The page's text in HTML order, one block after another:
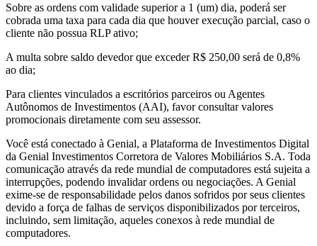
Sobre as ordens com validade superior a 1 (um) dia, poderá ser
cobrada uma taxa para cada dia que houver execução parcial, caso o
cliente não possua RLP ativo;
A multa sobre saldo devedor que exceder R$ 250,00 será de 0,8%
ao dia;
Para clientes vinculados a escritórios parceiros ou Agentes
Autônomos de Investimentos (AAI), favor consultar valores
promocionais diretamente com seu assessor.
Você está conectado à Genial, a Plataforma de Investimentos Digital
da Genial Investimentos Corretora de Valores Mobiliários S.A. Toda
comunicação através da rede mundial de computadores está sujeita a
interrupções, podendo invalidar ordens ou negociações. A Genial
exime-se de responsabilidade pelos danos sofridos por seus clientes
devido a força de falhas de serviços disponibilizados por terceiros,
incluindo, sem limitação, aqueles conexos à rede mundial de
computadores.